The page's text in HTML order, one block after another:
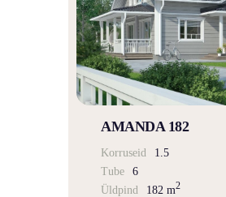
AMANDA 182
Korruseid
1.5
Tube
6
Üldpind
182 m2